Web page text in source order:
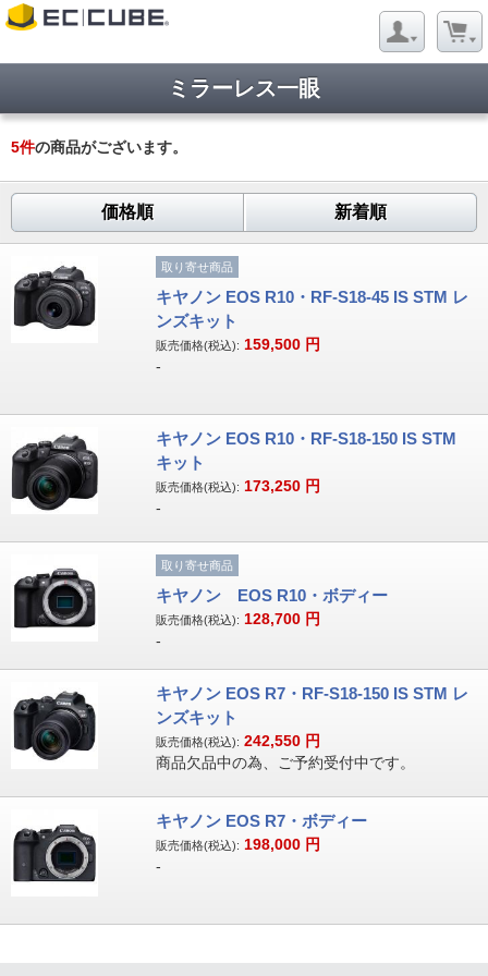
ミラーレス一眼
5件の商品がございます。
価格順 新着順
取り寄せ商品
キヤノン EOS R10・RF-S18-45 IS STM レ
ンズキット
販売価格(税込): 159,500 円
-
キヤノン EOS R10・RF-S18-150 IS STM
キット
販売価格(税込): 173,250 円
-
取り寄せ商品
キヤノン EOS R10・ボディー
販売価格(税込): 128,700 円
-
キヤノン EOS R7・RF-S18-150 IS STM レ
ンズキット
販売価格(税込): 242,550 円
商品欠品中の為、ご予約受付中です。
キヤノン EOS R7・ボディー
販売価格(税込): 198,000 円
-